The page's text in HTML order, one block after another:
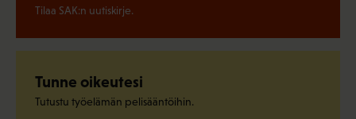
Tilaa SAK:n uutiskirje.
Tunne oikeutesi
Tutustu työelämän pelisääntöihin.